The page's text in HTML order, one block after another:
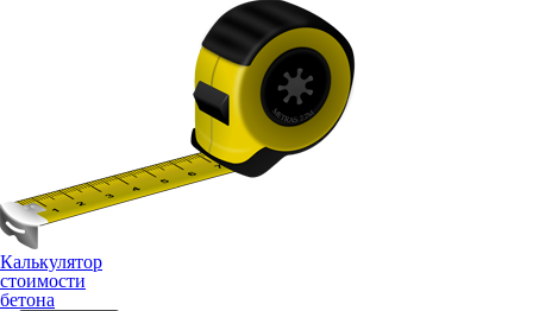
Калькулятор
стоимости
бетона